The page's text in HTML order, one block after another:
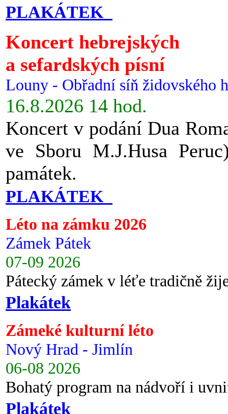
PLAKÁTEK
Koncert hebrejských
a sefardských písní
Louny - Obřadní síň židovského
16.8.2026 14 hod.
Koncert v podání Dua
ve Sboru M.J.Husa
památek.
PLAKÁTEK
Léto na zámku 2026
Zámek Pátek
07-09 2026
Pátecký zámek v léťe tradičně
Plakátek
Zámeké kulturní léto
Nový Hrad - Jimlín
06-08 2026
Bohatý program na nádvoří i
Plakátek